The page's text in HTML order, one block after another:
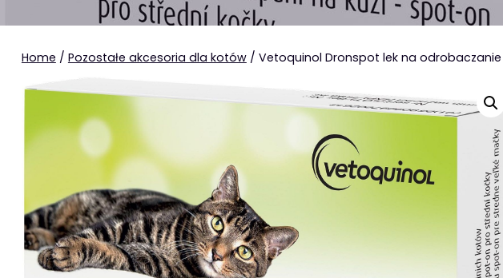
Home / Pozostałe akcesoria dla kotów/ Vetoquinol Dronspot lek na